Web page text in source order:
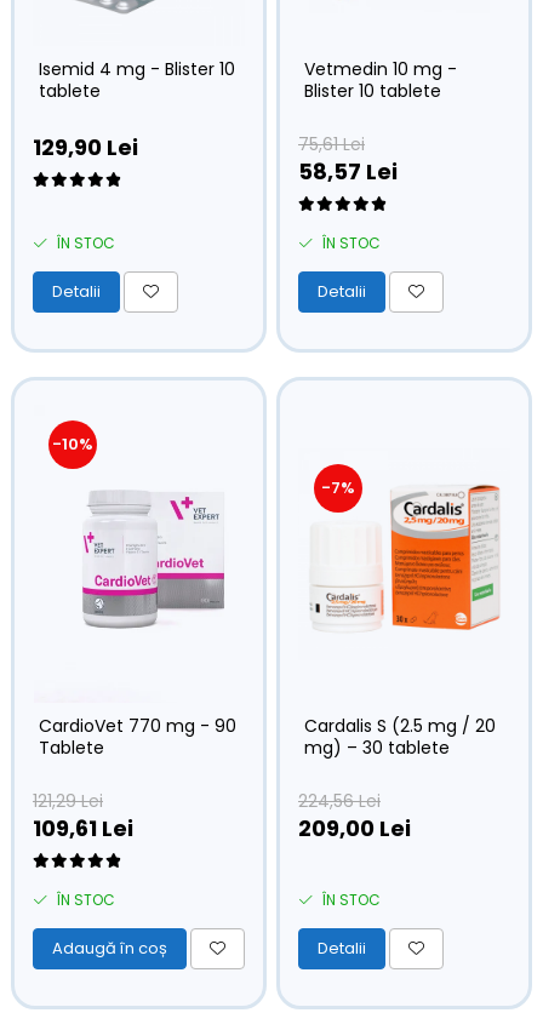
Isemid 4 mg - Blister 10
tablete
129,90 Lei
ÎN STOC
Detalii
Vetmedin 10 mg -
Blister 10 tablete
75,61 Lei
58,57 Lei
ÎN STOC
Detalii
-10%
CardioVet 770 mg - 90
Tablete
121,29 Lei
109,61 Lei
ÎN STOC
Adaugă în coș
-7%
Cardalis S (2.5 mg / 20
mg) – 30 tablete
224,56 Lei
209,00 Lei
ÎN STOC
Detalii